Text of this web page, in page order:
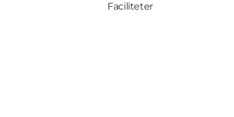
Faciliteter